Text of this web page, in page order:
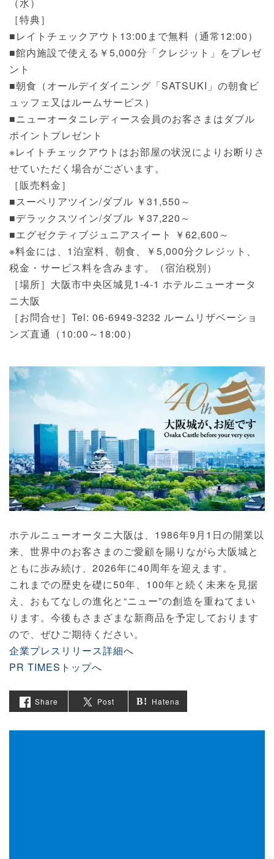
（水）
［特典］
■レイトチェックアウト13:00まで無料（通常12:00）
■館内施設で使える￥5,000分「クレジット」をプレゼ
ント
■朝食（オールデイダイニング「SATSUKI」の朝食ビ
ュッフェ又はルームサービス）
■ニューオータニレディース会員のお客さまはダブル
ポイントプレゼント
※レイトチェックアウトはお部屋の状況によりお断りさ
せていただく場合がございます。
［販売料金］
■スーペリアツイン/ダブル ￥31,550～
■デラックスツイン/ダブル ￥37,220～
■エグゼクティブジュニアスイート ￥62,600～
※料金には、1泊室料、朝食、￥5,000分クレジット、
税金・サービス料を含みます。（宿泊税別）
［場所］大阪市中央区城見1-4-1 ホテルニューオータ
ニ大阪
［お問合せ］Tel: 06-6949-3232 ルームリザベーショ
ンズ直通（10:00～18:00）
ホテルニューオータニ大阪は、1986年9月1日の開業以
来、世界中のお客さまのご愛顧を賜りながら大阪城と
ともに歩み続け、2026年に40周年を迎えます。
これまでの歴史を礎に50年、100年と続く未来を見据
え、おもてなしの進化と“ニュー”の創造を重ねてまい
ります。今後もさまざまな新商品を予定しております
ので、ぜひご期待ください。
企業プレスリリース詳細へ
PR TIMESトップへ
Share Post Hatena